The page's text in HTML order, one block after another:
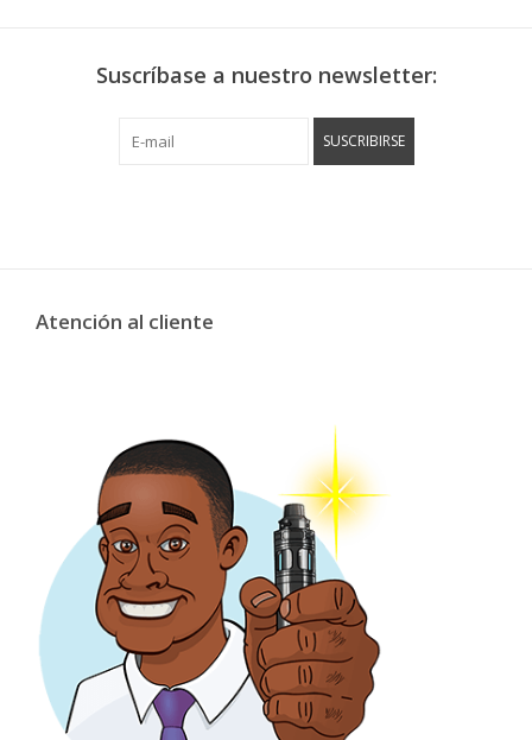
Suscríbase a nuestro newsletter:
SUSCRIBIRSE
Atención al cliente